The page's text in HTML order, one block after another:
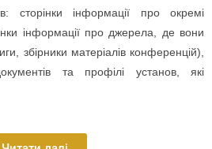
сторінки інформації про окремі
інформації про джерела, де вони
збірники матеріалів конференцій),
та профілі установ, які